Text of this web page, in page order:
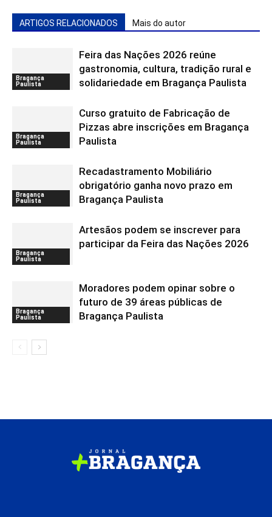
ARTIGOS RELACIONADOS Mais do autor
Bragança
Paulista
Feira das Nações 2026 reúne
gastronomia, cultura, tradição rural e
solidariedade em Bragança Paulista
Bragança
Paulista
Curso gratuito de Fabricação de
Pizzas abre inscrições em Bragança
Paulista
Bragança
Paulista
Recadastramento Mobiliário
obrigatório ganha novo prazo em
Bragança Paulista
Bragança
Paulista
Artesãos podem se inscrever para
participar da Feira das Nações 2026
Bragança
Paulista
Moradores podem opinar sobre o
futuro de 39 áreas públicas de
Bragança Paulista